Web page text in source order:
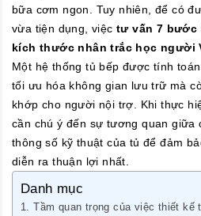
bữa cơm ngon. Tuy nhiên, để có
vừa tiện dụng, việctư vấn 7 bước
kích thước nhân trắc học người
Một hệ thống tủ bếp được tính
tối ưu hóa không gian lưu trữ mà
khớp cho người nội trợ. Khi thực
cần chú ý đến sự tương quan giữa
thông số kỹ thuật của tủ để đảm
diễn ra thuận lợi nhất.
Danh mục
Tầm quan trọng của việc thiết kế